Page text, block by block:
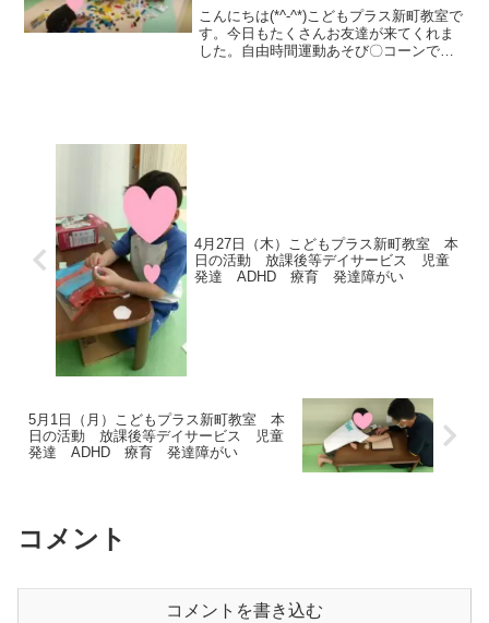
育 発達障がい
こんにちは(*^-^*)こどもプラス新町教室で
す。今日もたくさんお友達が来てくれま
した。自由時間運動あそび〇コーンでボ
4月27日（木）こどもプラス新町教室 本
日の活動 放課後等デイサービス 児童
発達 ADHD 療育 発達障がい
5月1日（月）こどもプラス新町教室 本
日の活動 放課後等デイサービス 児童
発達 ADHD 療育 発達障がい
コメント
コメントを書き込む